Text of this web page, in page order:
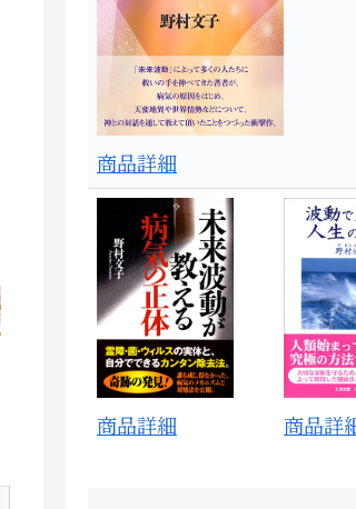
商品詳細
商品詳細 商品詳